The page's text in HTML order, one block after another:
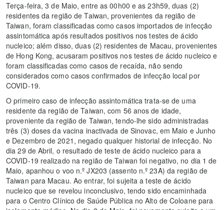
Terça-feira, 3 de Maio, entre as 00h00 e as 23h59, duas (2)
residentes da região de Taiwan, provenientes da região de
Taiwan, foram classificadas como casos importados de infecção
assintomática após resultados positivos nos testes de ácido
nucleico; além disso, duas (2) residentes de Macau, provenientes
de Hong Kong, acusaram positivos nos testes de ácido nucleico e
foram classificadas como casos de recaída, não sendo
considerados como casos confirmados de infecção local por
COVID-19.
O primeiro caso de infecção assintomática trata-se de uma
residente da região de Taiwan, com 56 anos de idade,
proveniente da região de Taiwan, tendo-lhe sido administradas
três (3) doses da vacina inactivada de Sinovac, em Maio e Junho
e Dezembro de 2021, negado qualquer historial de infecção. No
dia 29 de Abril, o resultado de teste de ácido nucleico para a
COVID-19 realizado na região de Taiwan foi negativo, no dia 1 de
Maio, apanhou o voo n.º JX203 (assento n.º 23A) da região de
Taiwan para Macau. Ao entrar, foi sujeita a teste de ácido
nucleico que se revelou inconclusivo, tendo sido encaminhada
para o Centro Clínico de Saúde Pública no Alto de Coloane para